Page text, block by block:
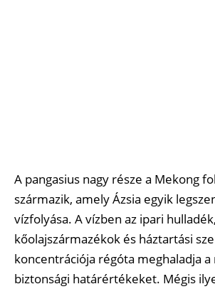
A pangasius nagy része a Mekong
származik, amely Ázsia egyik
vízfolyása. A vízben az ipari
kőolajszármazékok és háztartási
koncentrációja régóta meghaladja
biztonsági határértékeket. Mégis